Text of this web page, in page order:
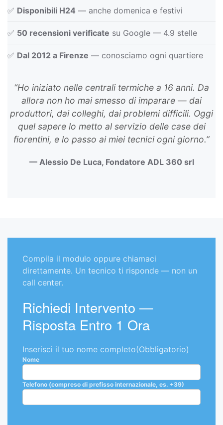
✅ Disponibili H24 — anche domenica e festivi
✅ 50 recensioni verificate su Google — 4.9 stelle
✅ Dal 2012 a Firenze — conosciamo ogni quartiere
“Ho iniziato nelle centrali termiche a 16 anni. Da
allora non ho mai smesso di imparare — dai
produttori, dai colleghi, dai problemi difficili. Oggi
quel sapere lo metto al servizio delle case dei
fiorentini, e lo passo ai miei tecnici ogni giorno.”
— Alessio De Luca, Fondatore ADL 360 srl
Compila il modulo oppure chiamaci
direttamente. Un tecnico ti risponde — non un
call center.
Richiedi Intervento —
Risposta Entro 1 Ora
Inserisci il tuo nome completo(Obbligatorio)
Nome
Telefono (compreso di prefisso internazionale, es. +39)